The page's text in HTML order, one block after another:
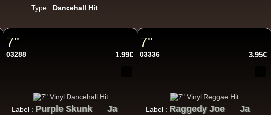
Type : Dancehall Hit
7"
03288 1.99€
Label : Purple Skunk Ja
7"
03336 3.95€
Label : Raggedy Joe Ja